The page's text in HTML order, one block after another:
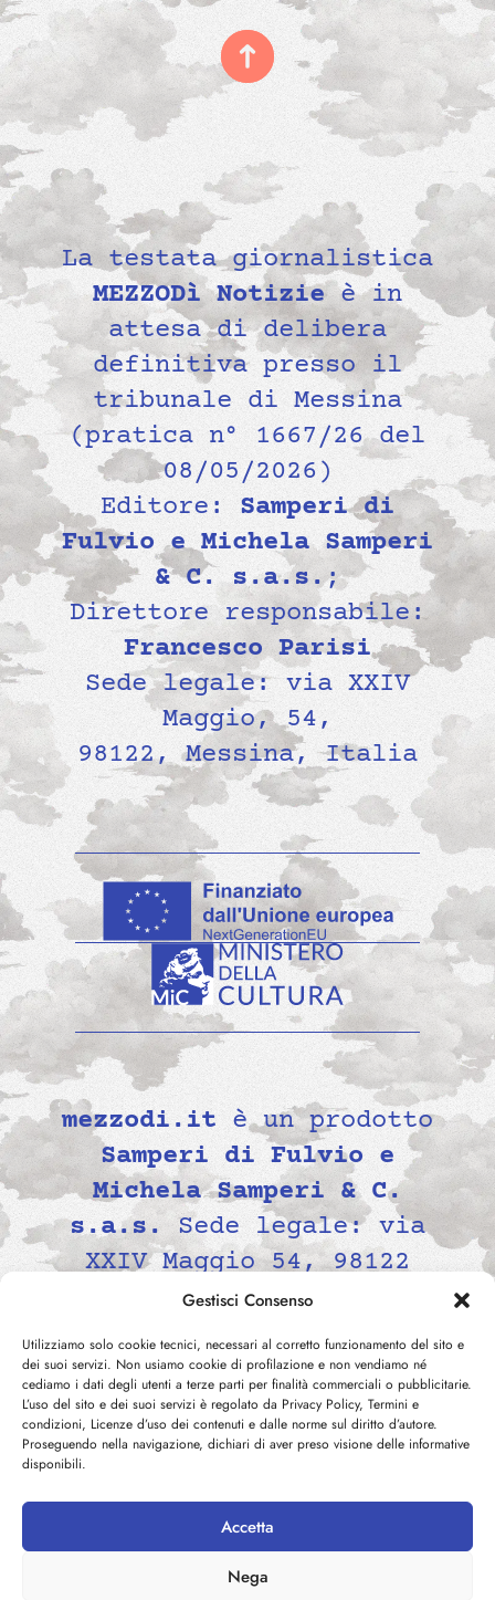
Gestisci Consenso
Utilizziamo solo cookie tecnici, necessari al corretto funzionamento del sito e
dei suoi servizi. Non usiamo cookie di profilazione e non vendiamo né
cediamo i dati degli utenti a terze parti per finalità commerciali o pubblicitarie.
L’uso del sito e dei suoi servizi è regolato da Privacy Policy, Termini e
condizioni, Licenze d’uso dei contenuti e dalle norme sul diritto d’autore.
Proseguendo nella navigazione, dichiari di aver preso visione delle informative
disponibili.
Accetta
Nega
La testata giornalistica
MEZZODì Notizieè in
attesa di delibera
definitiva presso il
tribunale di Messina
(pratica n° 1667/26 del
08/05/2026)
Editore: Samperi di
Fulvio e Michela Samperi
& C. s.a.s.;
Direttore responsabile:
Francesco Parisi
Sede legale: via XXIV
Maggio, 54,
98122, Messina, Italia
mezzodi.it è un prodotto
Samperi di Fulvio e
Michela Samperi & C.
s.a.s. Sede legale: via
XXIV Maggio 54, 98122
Messina, Italia P.IVA
02139690834 -
contatti@mezzodi.it
Cookie Policy